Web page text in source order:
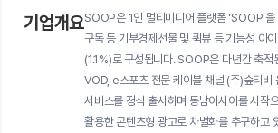
기업개요SOOP은 1인 멀티미디어 플랫폼 'SOOP'을
구독 등 기부경제선물 및 퀵뷰 등 기능성 아
(1.1%)로 구성됩니다. SOOP은 다년간 축
VOD, e스포츠 전문 케이블 채널 (주)숲티
서비스를 정식 출시하며 동남아시아를 시작
활용한 콘텐츠형 광고로 차별화를 추구하